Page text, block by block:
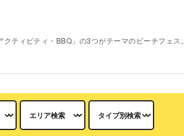
ティビティ・BBQ」の3つがテーマのビーチフェス。